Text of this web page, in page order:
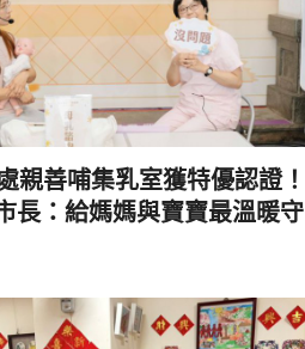
親善哺集乳室獲特優認證！
長：給媽媽與寶寶最溫暖守